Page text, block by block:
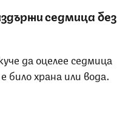
седмица без
да оцелее седмица
било храна или вода.